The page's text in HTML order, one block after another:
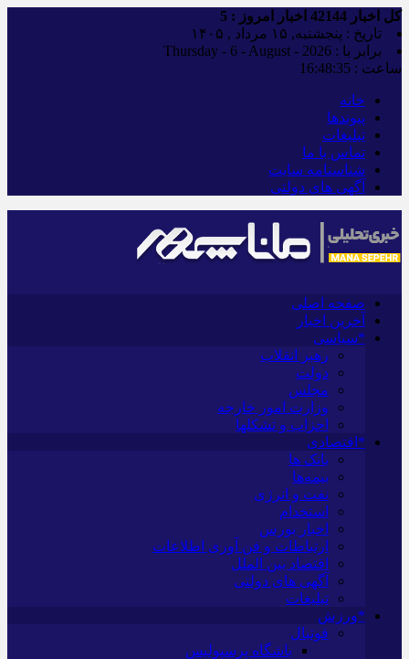
کل اخبار اخبار امروز : 5
تاریخ : پنجشنبه, ۱۵ مرداد , ۱۴۰۵
برابر با : Thursday - 6 - August - 2026
ساعت : 16:48:36
خانه
پیوندها
تبلیغات
تماس با ما
شناسنامه سایت
آگهی های دولتی
صفحه اصلی
آخرین اخبار
*سیاسی
رهبر انقلاب
دولت
مجلس
وزارت امور خارجه
احزاب و تشکلها
*اقتصادی
بانک ها
بیمه‌ها
نفت و انرژی
استخدام
اخبار بورس
ارتباطات و فن آوری اطلاعات
اقتصاد بین الملل
آگهی های دولتی
تبلیغات
*ورزش
فوتبال
باشگاه پرسپولیس